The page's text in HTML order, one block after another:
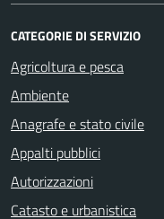
CATEGORIE DI SERVIZIO
Agricoltura e pesca
Ambiente
Anagrafe e stato civile
Appalti pubblici
Autorizzazioni
Catasto e urbanistica